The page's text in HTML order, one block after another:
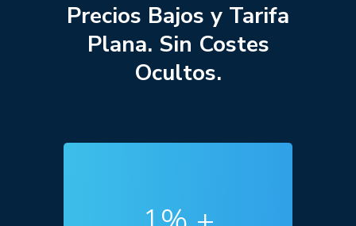
Precios Bajos y Tarifa
Plana. Sin Costes
Ocultos.